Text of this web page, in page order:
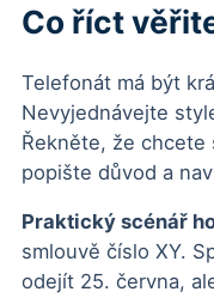
Co říct
Telefonát má být
Nevyjednávejte
Řekněte, že
popište důvod a
Praktický scénář
smlouvě číslo XY.
odejít 25. června,